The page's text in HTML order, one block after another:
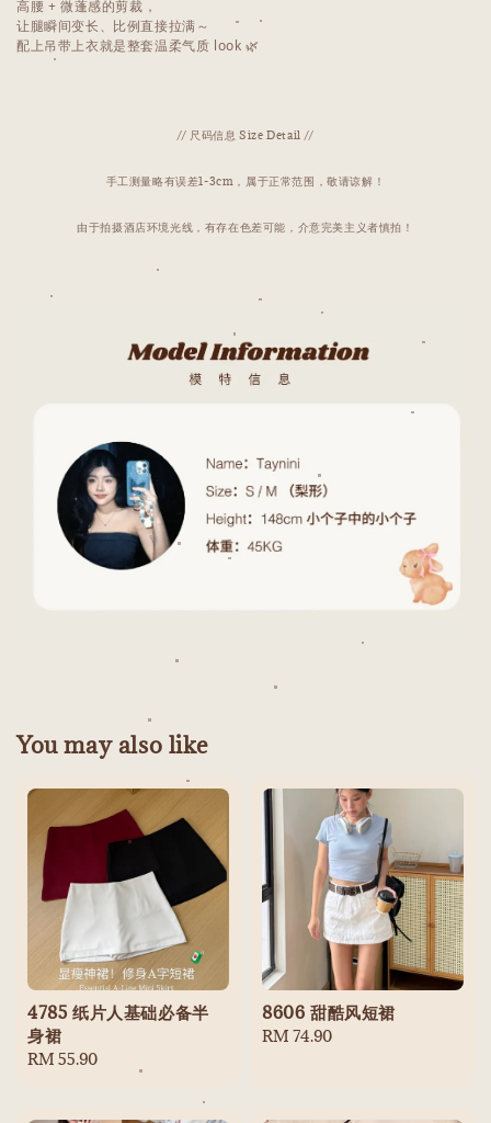
高腰 + 微蓬感的剪裁，
让腿瞬间变长、比例直接拉满～
配上吊带上衣就是整套温柔气质 look 🌿
// 尺码信息 Size Detail //
手工测量略有误差1-3cm，属于正常范围，敬请谅解！
由于拍摄酒店环境光线，有存在色差可能，介意完美主义者慎拍！
You may also like
4785 纸片人基础必备半
身裙
Regular
RM 55.90
8606 甜酷风短裙
Regular
RM 74.90